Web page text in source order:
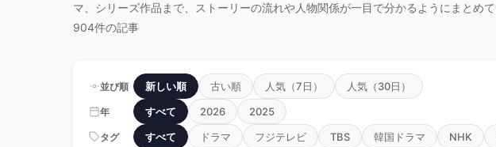
マ、シリーズ作品まで、ストーリーの流れや人物関係が一目で分かるようにまとめて
904件の記事
並び順 新しい順 古い順 人気（7日） 人気（30日）
年 すべて 2026 2025
タグ すべて ドラマ フジテレビ TBS 韓国ドラマ NHK